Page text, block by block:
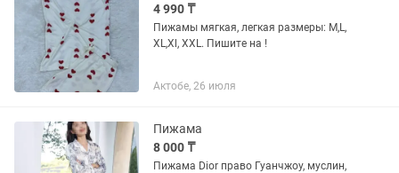
4 990 ₸
Пижамы мягкая, легкая размеры: M,L,
XL,Xl, XXL. Пишите на !
Актобе, 26 июля
Пижама
8 000 ₸
Пижама Dior право Гуанчжоу, муслин,